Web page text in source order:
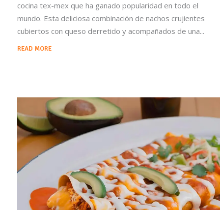
cocina tex-mex que ha ganado popularidad en todo el
mundo. Esta deliciosa combinación de nachos crujientes
cubiertos con queso derretido y acompañados de una
READ MORE